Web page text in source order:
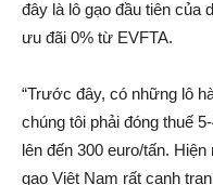
đây là lô gạo đầu tiên của
ưu đãi 0% từ EVFTA.
“Trước đây, có những lô
chúng tôi phải đóng thuế
lên đến 300 euro/tấn.
gạo Việt Nam rất cạnh